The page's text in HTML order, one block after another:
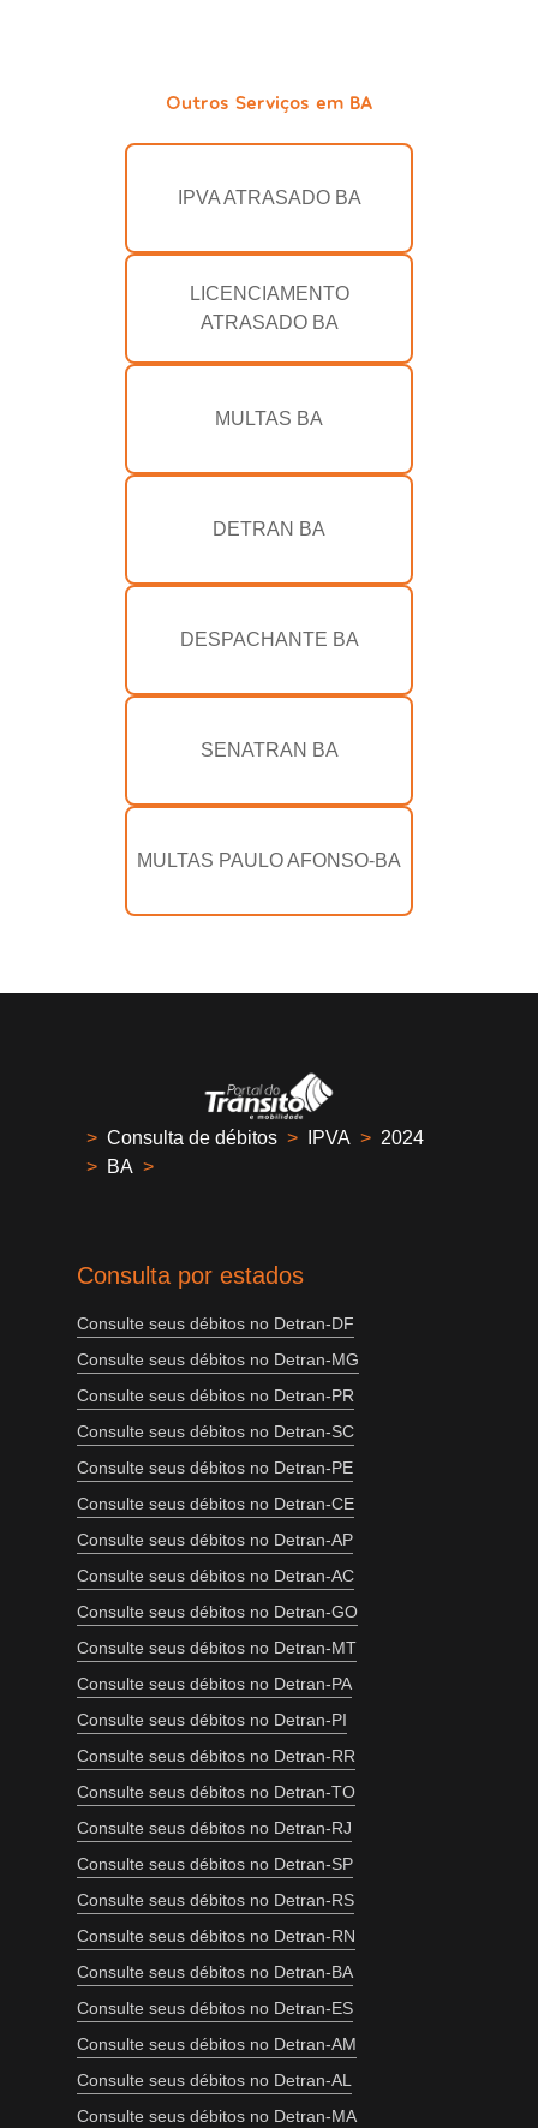
Outros Serviços em BA
IPVA ATRASADO BA
LICENCIAMENTO
ATRASADO BA
MULTAS BA
DETRAN BA
DESPACHANTE BA
SENATRAN BA
MULTAS PAULO AFONSO-BA
> Consulta de débitos > IPVA > 2024
> BA >
Consulta por estados
Consulte seus débitos no Detran-DF
Consulte seus débitos no Detran-MG
Consulte seus débitos no Detran-PR
Consulte seus débitos no Detran-SC
Consulte seus débitos no Detran-PE
Consulte seus débitos no Detran-CE
Consulte seus débitos no Detran-AP
Consulte seus débitos no Detran-AC
Consulte seus débitos no Detran-GO
Consulte seus débitos no Detran-MT
Consulte seus débitos no Detran-PA
Consulte seus débitos no Detran-PI
Consulte seus débitos no Detran-RR
Consulte seus débitos no Detran-TO
Consulte seus débitos no Detran-RJ
Consulte seus débitos no Detran-SP
Consulte seus débitos no Detran-RS
Consulte seus débitos no Detran-RN
Consulte seus débitos no Detran-BA
Consulte seus débitos no Detran-ES
Consulte seus débitos no Detran-AM
Consulte seus débitos no Detran-AL
Consulte seus débitos no Detran-MA